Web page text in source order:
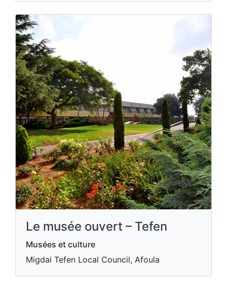
Le musée ouvert – Tefen
Musées et culture
Migdal Tefen Local Council, Afoula